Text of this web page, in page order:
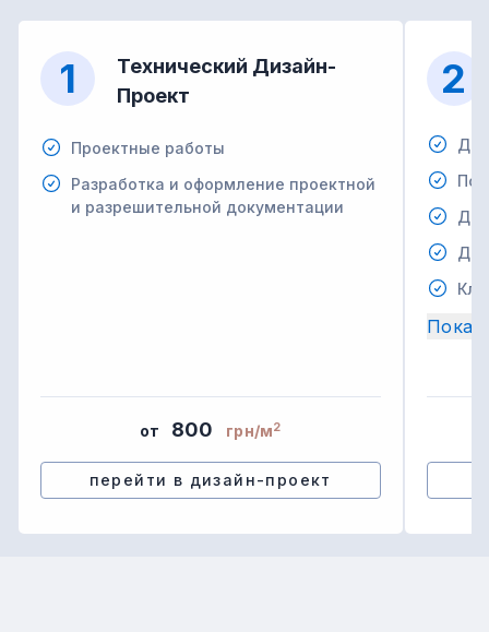
1
Технический Дизайн-
Проект
Проектные работы
Разработка и оформление проектной
и разрешительной документации
от 800 грн/м2
перейти в дизайн-проект
2